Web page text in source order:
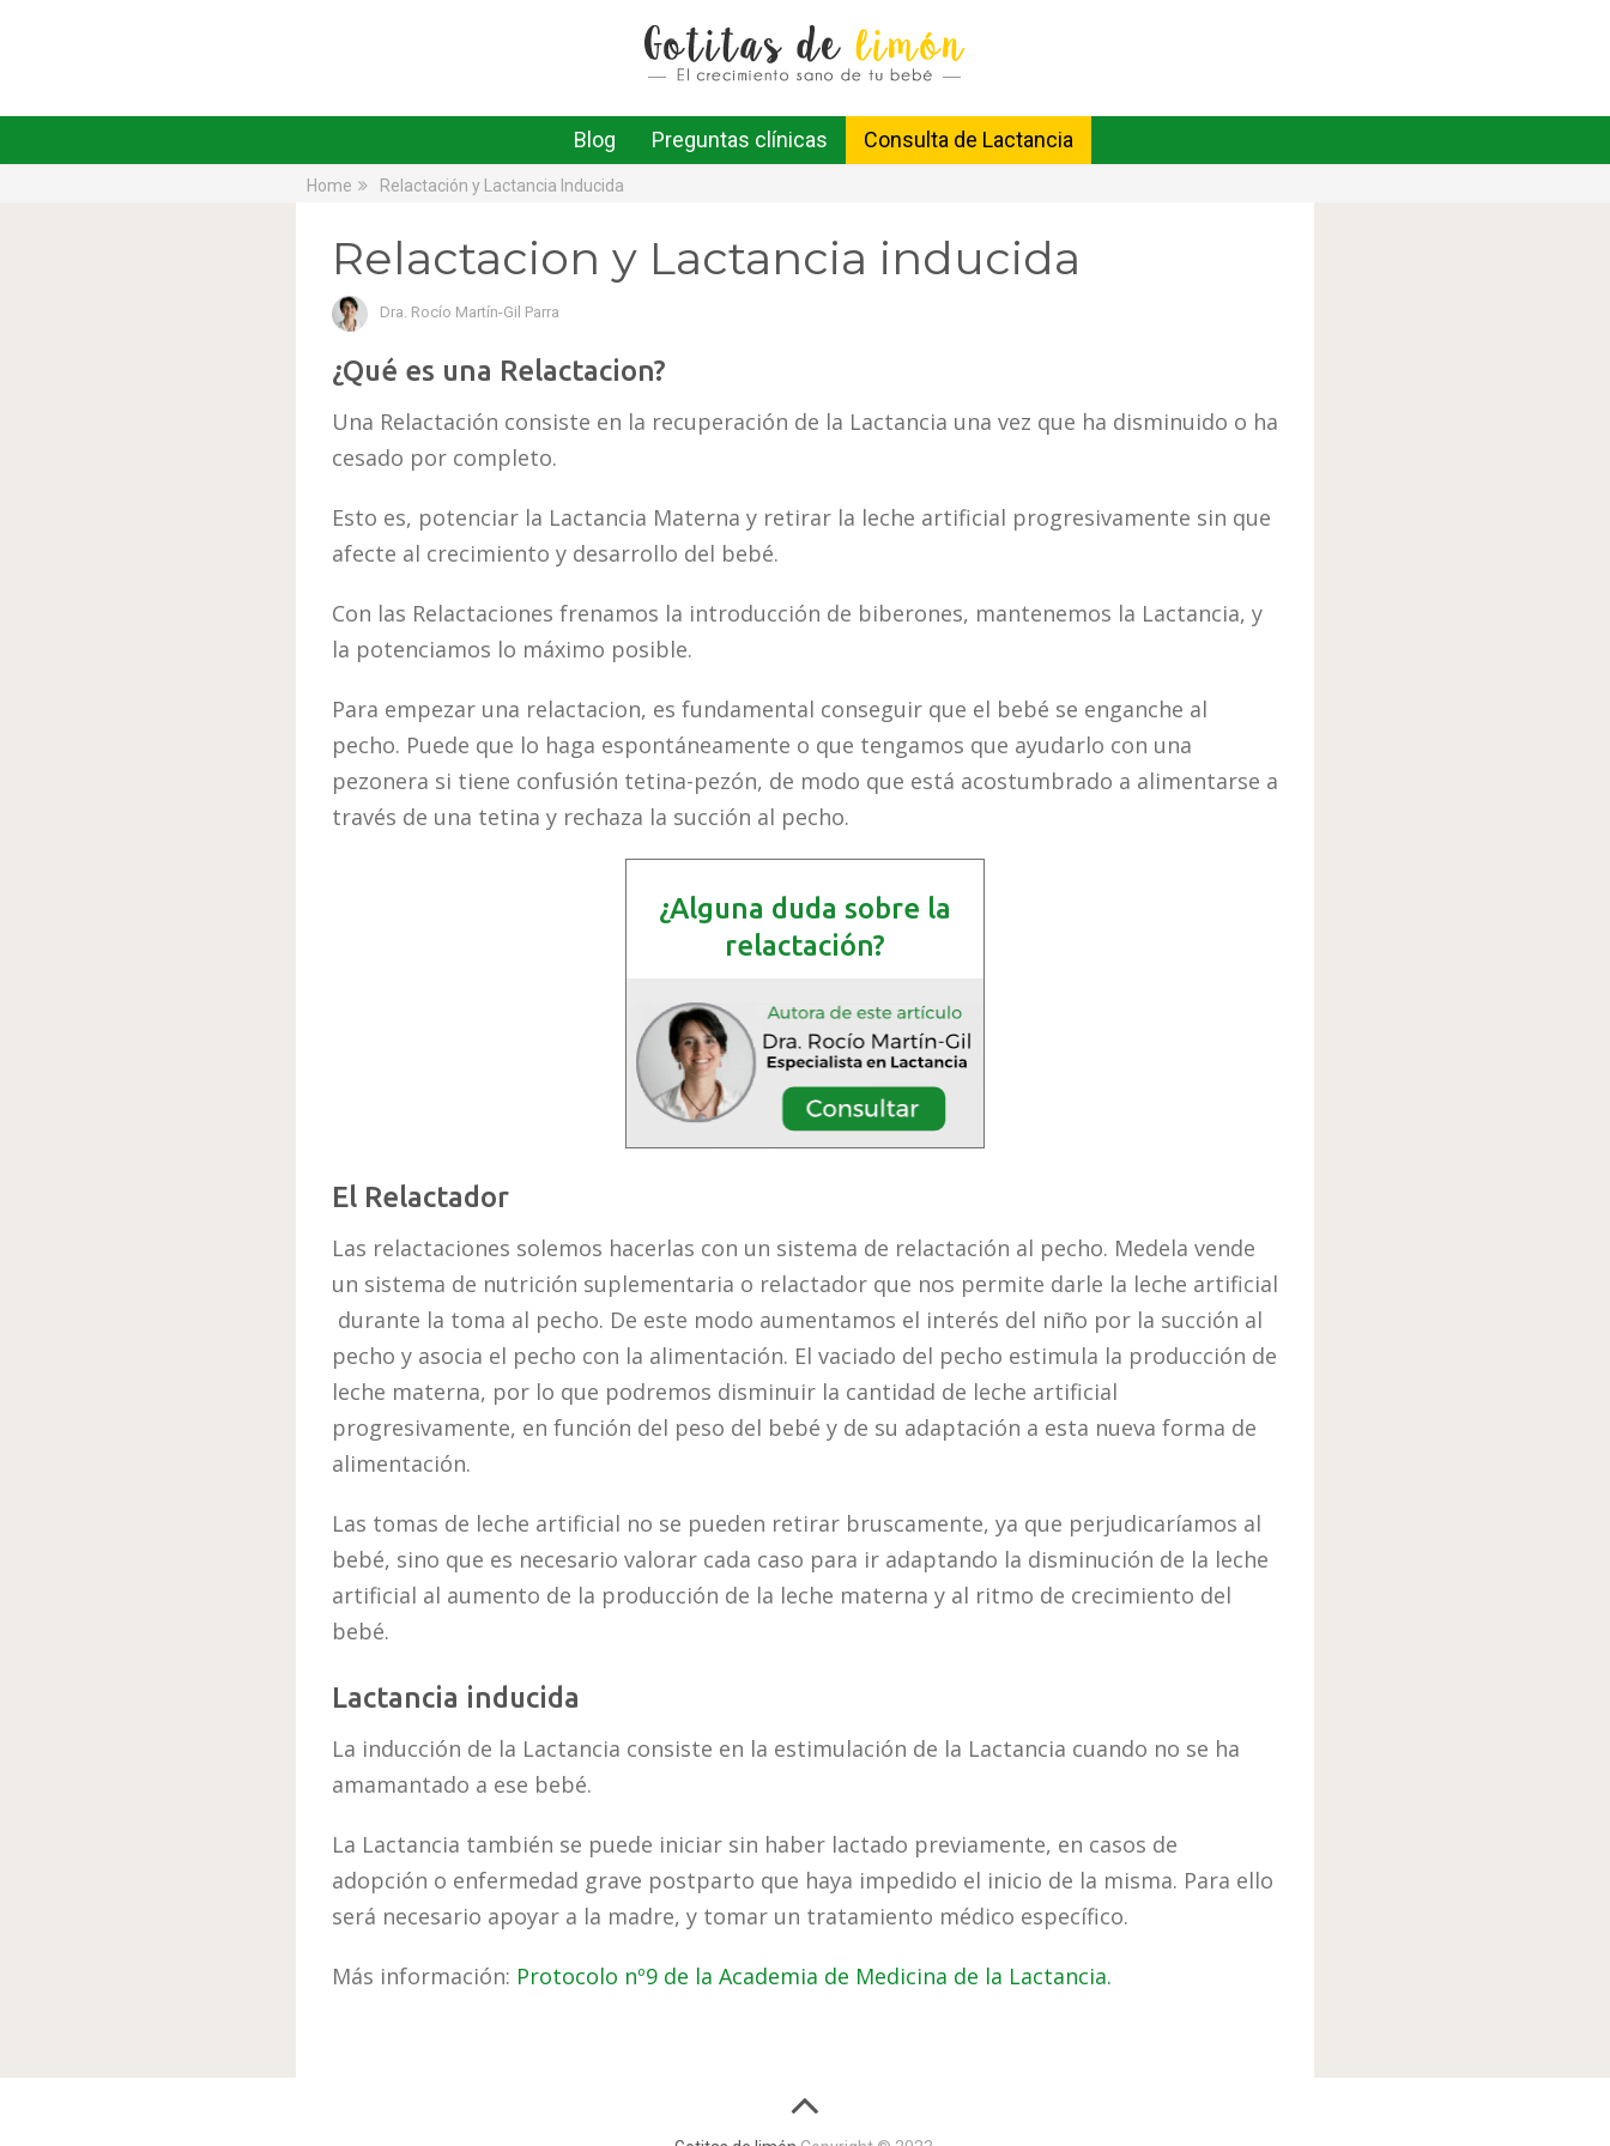
Blog Preguntas clínicas Consulta de Lactancia
Home Relactación y Lactancia Inducida
Relactacion y Lactancia inducida
Dra. Rocío Martín-Gil Parra
¿Qué es una Relactacion?
Una Relactación consiste en la recuperación de la Lactancia una vez que ha disminuido o ha
cesado por completo.
Esto es, potenciar la Lactancia Materna y retirar la leche artificial progresivamente sin que
afecte al crecimiento y desarrollo del bebé.
Con las Relactaciones frenamos la introducción de biberones, mantenemos la Lactancia, y
la potenciamos lo máximo posible.
Para empezar una relactacion, es fundamental conseguir que el bebé se enganche al
pecho. Puede que lo haga espontáneamente o que tengamos que ayudarlo con una
pezonera si tiene confusión tetina-pezón, de modo que está acostumbrado a alimentarse a
través de una tetina y rechaza la succión al pecho.
¿Alguna duda sobre la
relactación?
El Relactador
Las relactaciones solemos hacerlas con un sistema de relactación al pecho. Medela vende
un sistema de nutrición suplementaria o relactador que nos permite darle la leche artificial
durante la toma al pecho. De este modo aumentamos el interés del niño por la succión al
pecho y asocia el pecho con la alimentación. El vaciado del pecho estimula la producción de
leche materna, por lo que podremos disminuir la cantidad de leche artificial
progresivamente, en función del peso del bebé y de su adaptación a esta nueva forma de
alimentación.
Las tomas de leche artificial no se pueden retirar bruscamente, ya que perjudicaríamos al
bebé, sino que es necesario valorar cada caso para ir adaptando la disminución de la leche
artificial al aumento de la producción de la leche materna y al ritmo de crecimiento del
bebé.
Lactancia inducida
La inducción de la Lactancia consiste en la estimulación de la Lactancia cuando no se ha
amamantado a ese bebé.
La Lactancia también se puede iniciar sin haber lactado previamente, en casos de
adopción o enfermedad grave postparto que haya impedido el inicio de la misma. Para ello
será necesario apoyar a la madre, y tomar un tratamiento médico específico.
Más información: Protocolo nº9 de la Academia de Medicina de la Lactancia.